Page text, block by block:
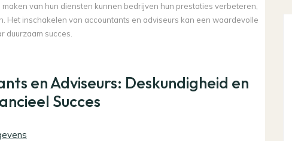
van hun diensten kunnen bedrijven hun prestaties verbeteren,
Het inschakelen van accountants en adviseurs kan een waardevolle
duurzaam succes.
en Adviseurs: Deskundigheid en
Succes